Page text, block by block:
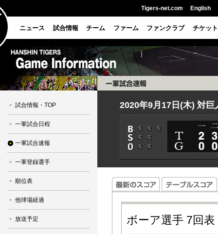
Tigers-net.com English
ニュース 試合情報 チーム ファーム ファンクラブ チケット
試合情報・TOP
一軍試合日程
一軍試合速報
一軍登録選手
順位表
他球場経過
放送予定
2020年9月17日(木) 対巨
ボーア選手 7回